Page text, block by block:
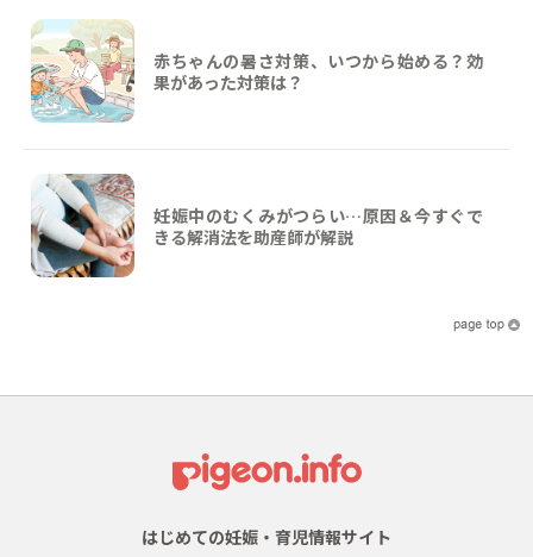
赤ちゃんの暑さ対策、いつから始める？効
果があった対策は？
妊娠中のむくみがつらい…原因＆今すぐで
きる解消法を助産師が解説
はじめての妊娠・育児情報サイト